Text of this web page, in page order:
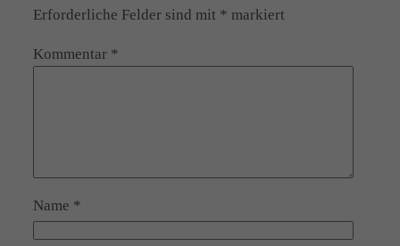
Erforderliche Felder sind mit * markiert
Kommentar *
Name *